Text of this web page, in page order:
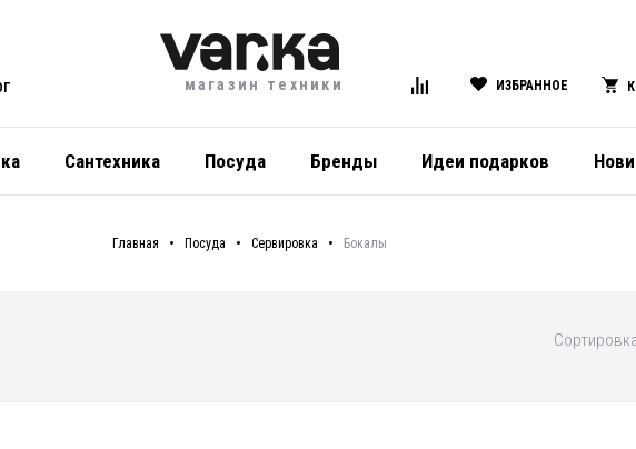
магазин техники ИЗБРАННОЕ
Сантехника Посуда Бренды Идеи подарков
Главная Посуда Сервировка Бокалы